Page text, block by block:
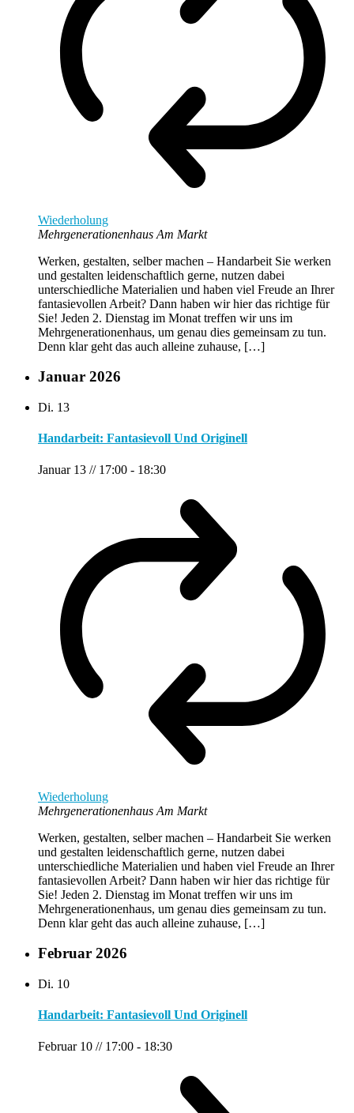
Wiederholung
Mehrgenerationenhaus Am Markt
Werken, gestalten, selber machen – Handarbeit Sie werken
und gestalten leidenschaftlich gerne, nutzen dabei
unterschiedliche Materialien und haben viel Freude an Ihrer
fantasievollen Arbeit? Dann haben wir hier das richtige für
Sie! Jeden 2. Dienstag im Monat treffen wir uns im
Mehrgenerationenhaus, um genau dies gemeinsam zu tun.
Denn klar geht das auch alleine zuhause, […]
Januar 2026
Di. 13
Handarbeit: Fantasievoll Und Originell
Januar 13 // 17:00 - 18:30
Wiederholung
Mehrgenerationenhaus Am Markt
Werken, gestalten, selber machen – Handarbeit Sie werken
und gestalten leidenschaftlich gerne, nutzen dabei
unterschiedliche Materialien und haben viel Freude an Ihrer
fantasievollen Arbeit? Dann haben wir hier das richtige für
Sie! Jeden 2. Dienstag im Monat treffen wir uns im
Mehrgenerationenhaus, um genau dies gemeinsam zu tun.
Denn klar geht das auch alleine zuhause, […]
Februar 2026
Di. 10
Handarbeit: Fantasievoll Und Originell
Februar 10 // 17:00 - 18:30